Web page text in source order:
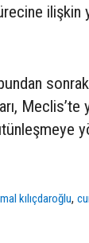
ilişkin
Meclis’te
kılıçdaroğlu,